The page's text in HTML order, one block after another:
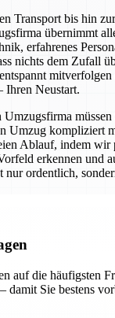
Transport bis hin
übernimmt
erfahrenes
nichts dem Zufall
mitverfolgen
Ihren Neustart.
Umzug kompliziert
Ablauf, indem wir
erkennen und
ordentlich,
auf die häufigsten
damit Sie bestens